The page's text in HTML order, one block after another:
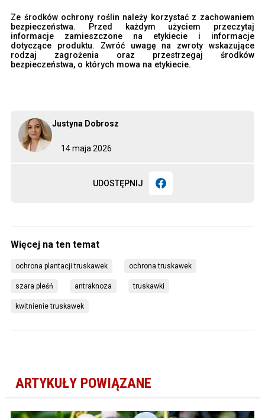
14 maja 2026
Justyna Dobrosz
UDOSTĘPNIJ
Ze środków ochrony roślin należy korzystać z zachowaniem
bezpieczeństwa. Przed każdym użyciem przeczytaj
informacje zamieszczone na etykiecie i informacje
dotyczące produktu. Zwróć uwagę na zwroty wskazujące
rodzaj zagrożenia oraz przestrzegaj środków
bezpieczeństwa, o których mowa na etykiecie.
ochrona plantacji truskawek ochrona truskawek
szara pleśń antraknoza truskawki
kwitnienie truskawek
ARTYKUŁY POWIĄZANE